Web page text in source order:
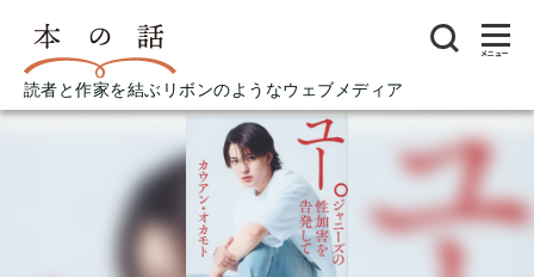
読者と作家を結ぶリボンのようなウェブメディア
メニュー